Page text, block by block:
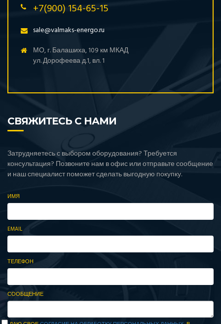
+7(900) 154-65-15
sale@valmaks-energo.ru
МО, г. Балашиха, 109 км МКАД
ул. Дорофеева д.1, вл. 1
СВЯЖИТЕСЬ С НАМИ
Затрудняетесь с выбором оборудования? Требуется
консультация? Позвоните нам в офис или отправьте сообщение
и наш специалист поможет сделать выгодную покупку.
ИМЯ
EMAIL
ТЕЛЕФОН
СООБЩЕНИЕ